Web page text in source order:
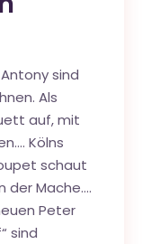
sind
Als
auf, mit
Kölns
schaut
der Mache….
Peter
sind